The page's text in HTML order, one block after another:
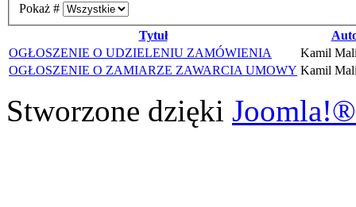
Pokaż #
Tytuł
OGŁOSZENIE O UDZIELENIU ZAMÓWIENIA
Kamil
OGŁOSZENIE O ZAMIARZE ZAWARCIA UMOWY Kamil
Stworzone dzięki Joomla!®